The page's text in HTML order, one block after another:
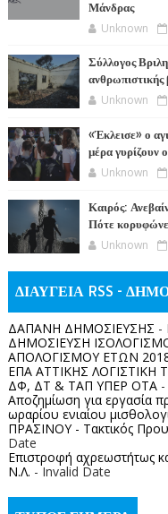
Μάνδρας
Unknown
Σύλλογος
ανθρωπιστικής
Unknown
«Έκλεισε» ο
μέρα γυρίζουν
Unknown
Καιρός:
Πότε
Unknown
ΔΙΑΥΓΕΙΑ RSS -
ΔΑΠΑΝΗ ΔΗΜΟΣΙΕΥΣΗΣ -
ΔΗΜΟΣΙΕΥΣΗ
ΑΠΟΛΟΓΙΣΜΟΥ ΕΤΩΝ
ΕΠΑ ΑΤΤΙΚΗΣ
ΔΦ, ΔΤ & ΤΑΠ ΥΠΕΡ ΟΤΑ-
Αποζημίωση για εργασία
ωραρίου ενιαίου
ΠΡΑΣΙΝΟΥ - Τακτικός
Date
Επιστροφή αχρεωστήτως
Ν.Λ. - Invalid Date